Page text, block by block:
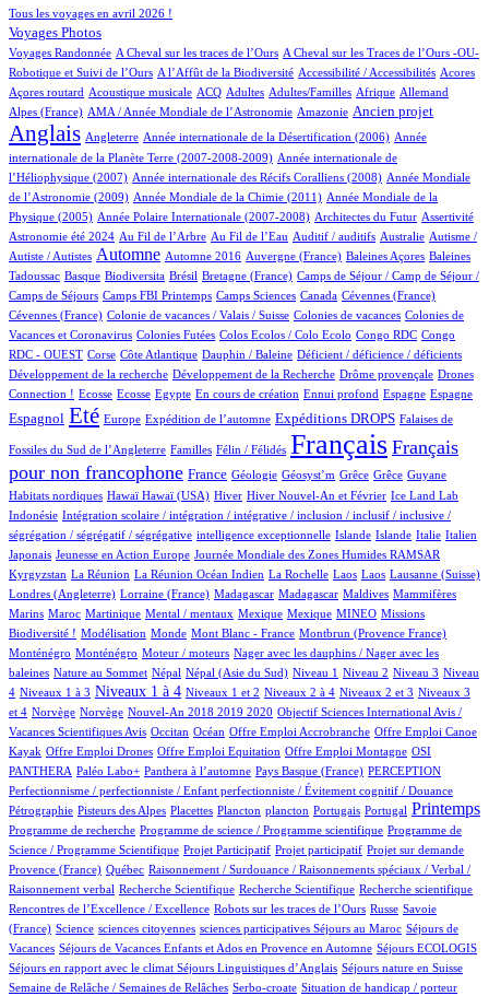
Tous les voyages en avril 2026 !
220/927
Voyages Photos
152/927
Voyages Randonnée
4/927 A Cheval sur les traces de l’Ours
5/927
A Cheval sur les Traces de l’Ours -OU-
Robotique et Suivi de l’Ours
5/927 A l’Affût de la Biodiversité
2/927 Accessibilité / Accessibilités
3/927 Acores
1/927
Açores routard
2/927 Acoustique musicale
100/927 ACQ
27/927 Adultes
12/927 Adultes/Familles
2/927 Afrique
70/927 Allemand
19/927
Alpes (France)
12/927 AMA / Année Mondiale de l’Astronomie
5/927 Amazonie
256/927 Ancien projet
716/927
Anglais
65/927 Angleterre
6/927 Année internationale de la Désertification (2006)
14/927
Année
internationale de la Planète Terre (2007-2008-2009)
4/927
Année internationale de
l’Héliophysique (2007)
1/927 Année internationale des Récifs Coralliens (2008)
12/927
Année Mondiale
de l’Astronomie (2009)
2/927 Année Mondiale de la Chimie (2011)
15/927
Année Mondiale de la
Physique (2005)
6/927 Année Polaire Internationale (2007-2008)
3/927 Architectes du Futur
2/927 Assertivité
76/927
Astronomie été 2024
24/927 Au Fil de l’Arbre
18/927 Au Fil de l’Eau
2/927 Auditif / auditifs
1/927 Australie
2/927
Autisme /
Autiste / Autistes
429/927 Automne
4/927 Automne 2016
4/927 Auvergne (France)
1/927 Baleines Açores
2/927
Baleines
Tadoussac
1/927 Basque
79/927 Biodiversita
1/927 Brésil
13/927 Bretagne (France)
109/927
Camps de Séjour / Camp de Séjour /
Camps de Séjours
5/927 Camps FBI Printemps
12/927 Camps Sciences
4/927 Canada
2/927 Cévennes (France)
1/927
Cévennes (France)
1/927 Colonie de vacances / Valais / Suisse
4/927 Colonies de vacances
3/927
Colonies de
Vacances et Coronavirus
1/927 Colonies Futées
1/927 Colos Ecolos / Colo Ecolo
1/927 Congo RDC
2/927
Congo
RDC - OUEST
1/927 Corse
17/927 Côte Atlantique
1/927 Dauphin / Baleine
2/927 Déficient / déficience / déficients
1/927
Développement de la recherche
1/927 Développement de la Recherche
2/927 Drôme provençale
15/927
Drones
Connection !
1/927 Ecosse
1/927 Ecosse
1/927 Egypte
14/927 En cours de création
2/927 Ennui profond
19/927 Espagne
13/927 Espagne
253/927
Espagnol
707/927 Eté
10/927 Europe
175/927 Expédition de l’automne
263/927 Expéditions DROPS
4/927 Falaises de
Fossiles du Sud de l’Angleterre Familles Félin / Félidés Français Français
pour non francophone
292/927 France
36/927 Géologie
1/927 Géosyst’m
1/927 Grêce
1/927 Grêce
1/927 Guyane
3/927
Habitats nordiques
2/927 Hawaï
2/927 Hawaï (USA)
153/927 Hiver
23/927 Hiver Nouvel-An et Février
9/927 Ice Land Lab
2/927
Indonésie
2/927
Intégration scolaire / intégration / intégrative / inclusion / inclusif / inclusive /
ségrégation / ségrégatif / ségrégative
2/927 intelligence exceptionnelle
10/927 Islande
9/927 Islande
9/927 Italie
77/927 Italien
5/927
Japonais
2/927 Jeunesse en Action Europe
5/927 Journée Mondiale des Zones Humides RAMSAR
101/927
Kyrgyzstan
5/927 La Réunion
3/927 La Réunion Océan Indien
1/927 La Rochelle
1/927 Laos
1/927 Laos
2/927 Lausanne (Suisse)
61/927
Londres (Angleterre)
1/927 Lorraine (France)
5/927 Madagascar
5/927 Madagascar
2/927 Maldives
2/927
Mammifères
Marins
9/927 Maroc
8/927 Martinique
2/927 Mental / mentaux
1/927 Mexique
1/927 Mexique
29/927 MINEO
40/927
Missions
Biodiversité !
2/927 Modélisation
4/927 Monde
1/927 Mont Blanc - France
9/927 Montbrun (Provence France)
11/927
Monténégro
11/927 Monténégro
2/927 Moteur / moteurs
1/927
Nager avec les dauphins / Nager avec les
baleines
3/927 Nature au Sommet
15/927 Népal
15/927 Népal (Asie du Sud)
12/927 Niveau 1
12/927 Niveau 2
12/927 Niveau 3
113/927
Niveau
4
131/927
Niveaux 1 à 3
396/927 Niveaux 1 à 4
14/927 Niveaux 1 et 2
47/927 Niveaux 2 à 4
15/927 Niveaux 2 et 3
158/927
Niveaux 3
et 4
2/927Norvège
2/927 Norvège
14/927 Nouvel-An 2018 2019 2020
1/927
Objectif Sciences International Avis /
Vacances Scientifiques Avis
8/927 Occitan
182/927 Océan
1/927 Offre Emploi Accrobranche
1/927
Offre Emploi Canoe
Kayak
1/927Offre Emploi Drones
2/927 Offre Emploi Equitation
1/927 Offre Emploi Montagne
109/927
OSI
PANTHERA
95/927 Paléo Labo+
108/927 Panthera à l’automne
5/927 Pays Basque (France)
51/927 PERCEPTION
2/927
Perfectionnisme / perfectionniste / Enfant perfectionniste / Évitement cognitif / Douance
9/927
Pétrographie
5/927 Pisteurs des Alpes
3/927 Placettes
1/927 Plancton
1/927 plancton
14/927 Portugais
1/927 Portugal
433/927 Printemps
1/927
Programme de recherche
1/927 Programme de science / Programme scientifique
2/927
Programme de
Science / Programme Scientifique
1/927 Projet Participatif
1/927 Projet participatif
14/927 Projet sur demande
79/927
Provence (France)
5/927 Québec
2/927
Raisonnement / Surdouance / Raisonnements spéciaux / Verbal /
Raisonnement verbal
1/927 Recherche Scientifique
3/927 Recherche Scientifique
1/927 Recherche scientifique
2/927
Rencontres de l’Excellence / Excellence
5/927 Robots sur les traces de l’Ours
101/927 Russe
4/927
Savoie
(France)
10/927Science
1/927 sciences citoyennes
1/927 sciences participatives
1/927 Séjours au Maroc
100/927
Séjours de
Vacances
70/927 Séjours de Vacances Enfants et Ados en Provence en Automne
4/927 Séjours ECOLOGIS
14/927
Séjours en rapport avec le climat
69/927 Séjours Linguistiques d’Anglais
11/927 Séjours nature en Suisse
100/927
Semaine de Relâche / Semaines de Relâches
11/927 Serbo-croate
2/927
Situation de handicap / porteur